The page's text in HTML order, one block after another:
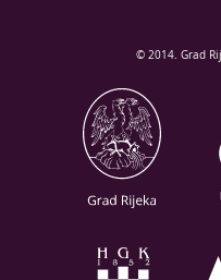
© 2014. Grad